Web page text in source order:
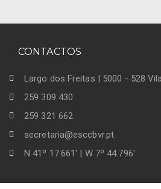
CONTACTOS
Largo dos Freitas | 5000 - 528
259 309 430
259 321 662
secretaria@esccbvr.pt
N 41º 17.661' | W 7º 44.796'